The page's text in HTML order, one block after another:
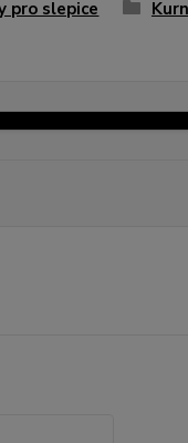
pro slepice